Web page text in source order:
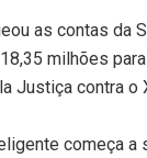
as contas da
milhões
Justiça contra o
começa